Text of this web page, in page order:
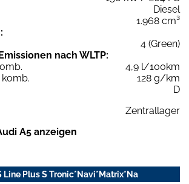
Diesel
1.968 cm³
4 (Green)
nach WLTP:
4,9 l/100km
128 g/km
D
Zentrallager
A5 anzeigen
Line Plus S Tronic*Navi*Matrix*Na